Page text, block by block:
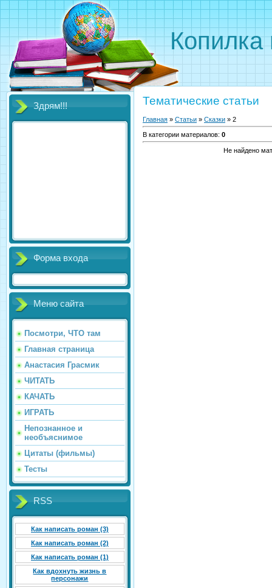
Копилка
Здрям!!!
Форма входа
Меню сайта
Посмотри, ЧТО там
Главная страница
Анастасия Грасмик
ЧИТАТЬ
КАЧАТЬ
ИГРАТЬ
Непознанное и
необъяснимое
Цитаты (фильмы)
Тесты
RSS
Как написать роман (3)
Как написать роман (2)
Как написать роман (1)
Как вдохнуть жизнь в
персонажи
Тематические статьи
Главная » Статьи » Сказки » 2
В категории материалов: 0
Не найдено